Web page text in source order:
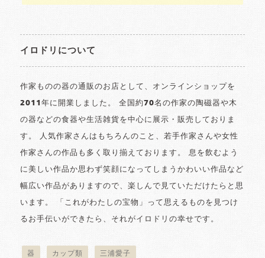
イロドリについて
作家ものの器の通販のお店として、オンラインショップを
2011年に開業しました。 全国約70名の作家の陶磁器や木
の器などの食器や生活雑貨を中心に展示・販売しておりま
す。 人気作家さんはもちろんのこと、若手作家さんや女性
作家さんの作品も多く取り揃えております。 息を飲むよう
に美しい作品か思わず笑顔になってしまうかわいい作品など
幅広い作品がありますので、楽しんで見ていただけたらと思
います。 「これがわたしの宝物」って思えるものを見つけ
るお手伝いができたら、それがイロドリの幸せです。
器 カップ類 三浦愛子